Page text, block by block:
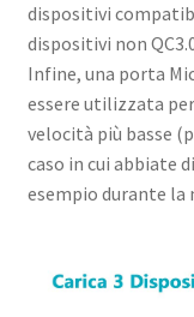
dispositivi
dispositivi non
Infine, una porta
essere utilizzata
velocità più basse
caso in cui abbiate
esempio durante la